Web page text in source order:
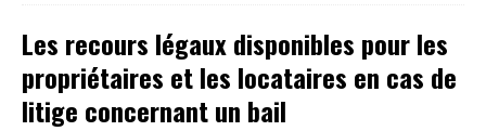
Les recours légaux disponibles pour les
propriétaires et les locataires en cas de
litige concernant un bail